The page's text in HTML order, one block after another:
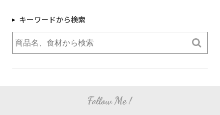
キーワードから検索